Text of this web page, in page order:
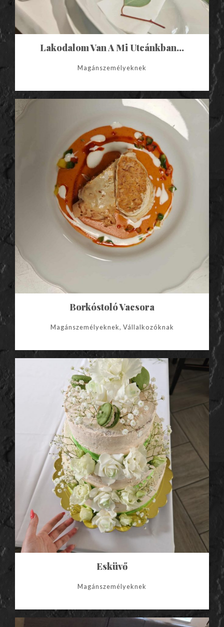
Lakodalom Van A Mi Utcánkban…
Magánszemélyeknek
Borkóstoló Vacsora
Magánszemélyeknek, Vállalkozóknak
Esküvő
Magánszemélyeknek